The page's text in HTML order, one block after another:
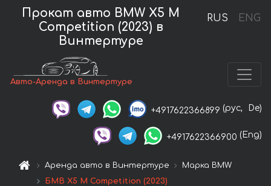
RUS ENG
Прокат авто BMW X5 M
Competition (2023) в
Винтертуре
Авто-Аренда в Винтертуре
+4917622366899 (рус, De)
+4917622366900 (Eng)
Аренда авто в Винтертуре
Марка BMW
БМВ X5 M Competition (2023)